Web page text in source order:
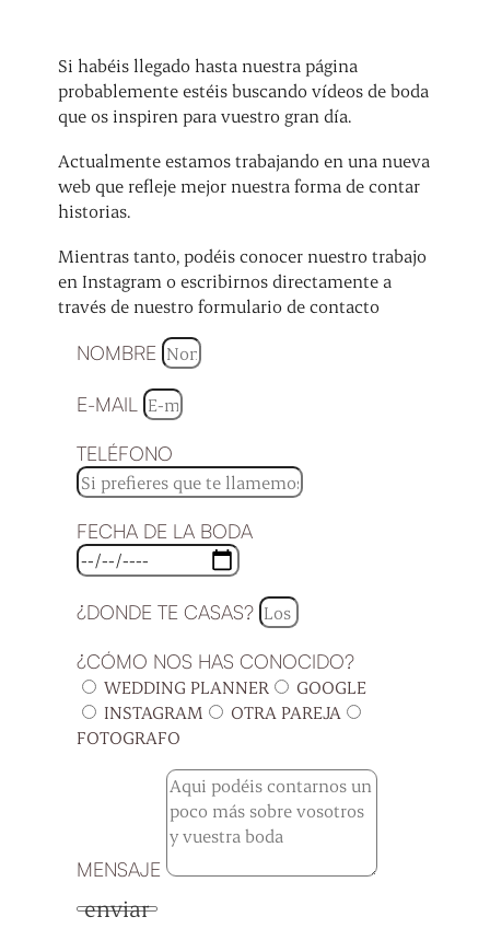
Si habéis llegado hasta nuestra página
probablemente estéis buscando vídeos de boda
que os inspiren para vuestro gran día.
Actualmente estamos trabajando en una nueva
web que refleje mejor nuestra forma de contar
historias.
Mientras tanto, podéis conocer nuestro trabajo
en Instagram o escribirnos directamente a
través de nuestro formulario de contacto
NOMBRE
E-MAIL
TELÉFONO
FECHA DE LA BODA
¿DONDE TE CASAS?
¿CÓMO NOS HAS CONOCIDO?
WEDDING PLANNER
GOOGLE
INSTAGRAM
OTRA PAREJA
FOTOGRAFO
MENSAJE
enviar